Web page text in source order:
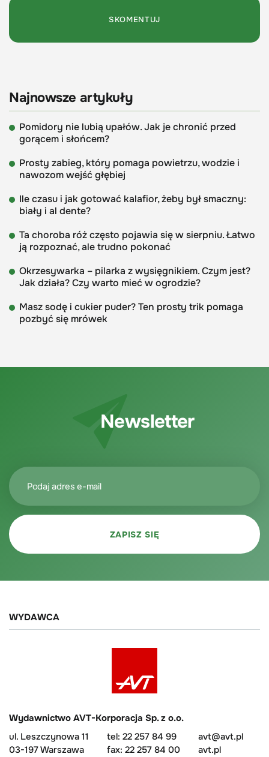
Najnowsze artykuły
Pomidory nie lubią upałów. Jak je chronić przed
gorącem i słońcem?
Prosty zabieg, który pomaga powietrzu, wodzie i
nawozom wejść głębiej
Ile czasu i jak gotować kalafior, żeby był smaczny:
biały i al dente?
Ta choroba róż często pojawia się w sierpniu. Łatwo
ją rozpoznać, ale trudno pokonać
Okrzesywarka – pilarka z wysięgnikiem. Czym jest?
Jak działa? Czy warto mieć w ogrodzie?
Masz sodę i cukier puder? Ten prosty trik pomaga
pozbyć się mrówek
Newsletter
WYDAWCA
Wydawnictwo AVT-Korporacja Sp. z o.o.
ul. Leszczynowa 11
03-197 Warszawa
tel: 22 257 84 99
fax: 22 257 84 00
avt@avt.pl
avt.pl